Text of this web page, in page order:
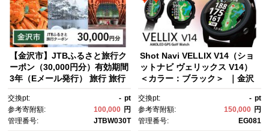
【金沢市】JTBふるさと旅行ク
ーポン（30,000円分）有効期間
3年（Eメール発行） 旅行 旅行
川 金沢 加賀 加賀百万石 百万
石 ふるさと納税旅行 北陸 北陸
復興 北陸支援宿泊券 宿泊 旅行
交換pt: - pt
参考寄附額:
100,000 円
管理番号:
JTBW030T
Shot Navi VELLIX V14（ショ
ットナビ ヴェリックス V14）
＜カラー：ブラック＞ ｜金沢
量 防水機能 最新モデル スタイ
リッシュデザイン 人気 おすす
め ゴルフグッズ ゴルフアクセ
交換pt: - pt
参考寄附額:
150,000 円
管理番号:
EG081